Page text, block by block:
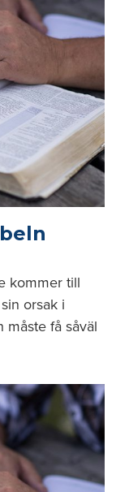
kommer till
orsak i
måste få såväl